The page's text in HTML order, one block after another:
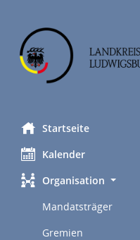
Startseite
Kalender
Organisation
Mandatsträger
Gremien